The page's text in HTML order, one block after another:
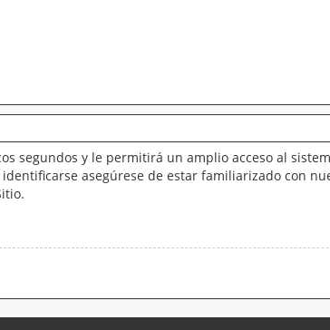
segundos y le permitirá un amplio acceso al
asegúrese de estar familiarizado con